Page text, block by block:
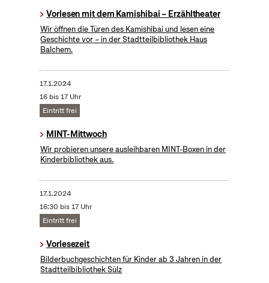
Vorlesen mit dem Kamishibai – Erzähltheater
Wir öffnen die Türen des Kamishibai und lesen eine
Geschichte vor – in der Stadtteilbibliothek Haus
Balchem.
17.1.2024
16 bis 17 Uhr
Eintritt frei
MINT-Mittwoch
Wir probieren unsere ausleihbaren MINT-Boxen in der
Kinderbibliothek aus.
17.1.2024
16:30 bis 17 Uhr
Eintritt frei
Vorlesezeit
Bilderbuchgeschichten für Kinder ab 3 Jahren in der
Stadtteilbibliothek Sülz